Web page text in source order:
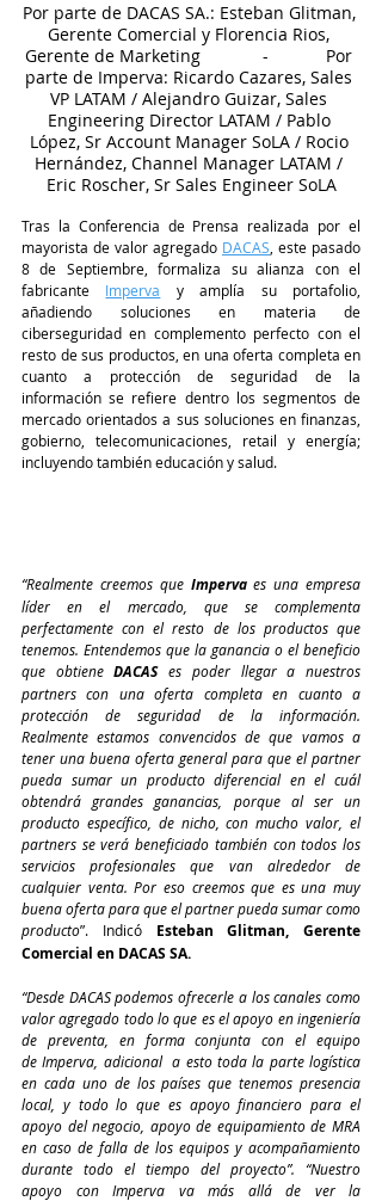
Por parte de DACAS SA.: Esteban Glitman,
Gerente Comercial y Florencia Rios,
Gerente de Marketing             -            Por
parte de Imperva: Ricardo Cazares, Sales
VP LATAM / Alejandro Guizar, Sales
Engineering Director LATAM / Pablo
López, Sr Account Manager SoLA / Rocio
Hernández, Channel Manager LATAM /
Eric Roscher, Sr Sales Engineer SoLA
Tras la Conferencia de Prensa realizada por el
mayorista de valor agregado DACAS , este pasado
8 de Septiembre, formaliza su alianza con el
fabricante Imperva
y amplía su portafolio,
añadiendo soluciones en materia de
ciberseguridad en complemento perfecto con el
resto de sus productos, en una oferta completa en
cuanto a protección de seguridad de la
información se refiere dentro los segmentos de
mercado orientados a sus soluciones en finanzas,
gobierno, telecomunicaciones, retail y energía;
incluyendo también educación y salud.
“Realmente creemos que Imperva es una empresa
líder en el mercado, que se complementa
perfectamente con el resto de los productos que
tenemos. Entendemos que la ganancia o el beneficio
que obtiene DACAS es poder llegar a nuestros
partners con una oferta completa en cuanto a
protección de seguridad de la información.
Realmente estamos convencidos de que vamos a
tener una buena oferta general para que el partner
pueda sumar un producto diferencial en el cuál
obtendrá grandes ganancias, porque al ser un
producto específico, de nicho, con mucho valor, el
partners se verá beneficiado también con todos los
servicios profesionales que van alrededor de
cualquier venta. Por eso creemos que es una muy
buena oferta para que el partner pueda sumar como
producto”. Indicó Esteban Glitman, Gerente
Comercial en DACAS SA.
“Desde DACAS podemos ofrecerle a los canales como
valor agregado todo lo que es el apoyo en ingeniería
de preventa, en forma conjunta con el equipo
de Imperva, adicional  a esto toda la parte logística
en cada uno de los países que tenemos presencia
local, y todo lo que es apoyo financiero para el
apoyo del negocio, apoyo de equipamiento de MRA
en caso de falla de los equipos y acompañamiento
durante todo el tiempo del proyecto”. “Nuestro
apoyo con Imperva va más allá de ver la